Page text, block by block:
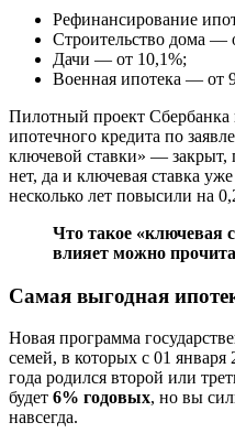
Рефинансирование
Строительство дома —
Дачи — от 10,1%;
Военная ипотека — от
Пилотный проект
ипотечного кредита по
ключевой ставки» — закрыт,
нет, да и ключевая ставка
несколько лет повысили на
Что такое «ключевая
влияет можно
Самая выгодная
Новая программа
семей, в которых с 01 января
года родился второй или
будет 6% годовых, но вы
навсегда.